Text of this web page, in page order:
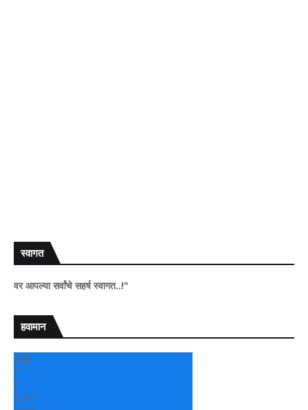
स्वागत
सर्वांचे सहर्ष स्वागत..!"
हवामान
+28
°
C
+29°